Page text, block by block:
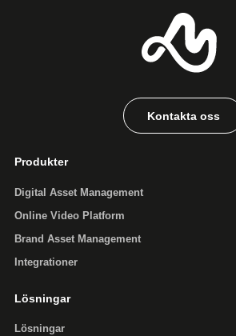
Kontakta oss
Produkter
Digital Asset Management
Online Video Platform
Brand Asset Management
Integrationer
Lösningar
Lösningar